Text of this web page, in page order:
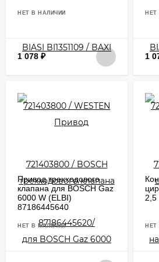
НЕТ В НАЛИЧИИ
1 078 ₽
НЕТ
1
Привод трехходового
клапана для BOSCH Gaz
6000 W (ELBI)
87186445640
НЕТ В НАЛИЧИИ
2,5
НЕТ